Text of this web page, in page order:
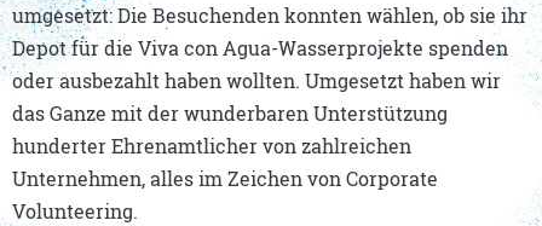
umgesetzt: Die Besuchenden konnten wählen, ob sie ihr
Depot für die Viva con Agua-Wasserprojekte spenden
oder ausbezahlt haben wollten. Umgesetzt haben wir
das Ganze mit der wunderbaren Unterstützung
hunderter Ehrenamtlicher von zahlreichen
Unternehmen, alles im Zeichen von Corporate
Volunteering.